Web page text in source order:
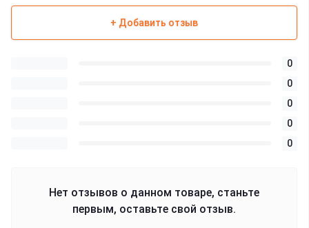
+ Добавить отзыв
0
0
0
0
0
Нет отзывов о данном товаре, станьте
первым, оставьте свой отзыв.